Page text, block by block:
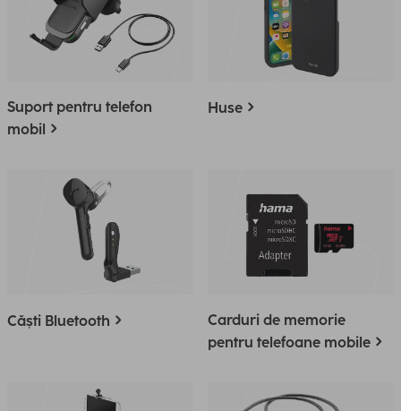
Suport pentru telefon
mobil
Huse
Căști Bluetooth
Carduri de memorie
pentru telefoane mobile